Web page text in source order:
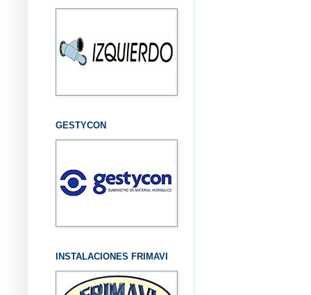
GESTYCON
INSTALACIONES FRIMAVI